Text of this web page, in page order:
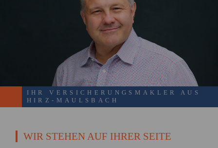
IHR VERSICHERUNGSMAKLER AUS
HIRZ-MAULSBACH
WIR STEHEN AUF IHRER SEITE